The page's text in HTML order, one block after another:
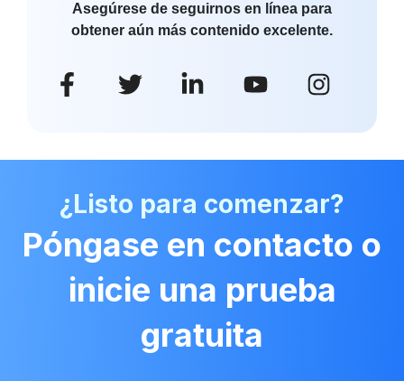
Asegúrese de seguirnos en línea para
obtener aún más contenido excelente.
¿Listo para comenzar?
Póngase en contacto o
inicie una prueba
gratuita